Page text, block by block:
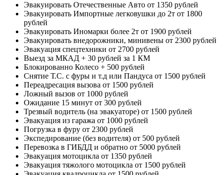
Эвакуировать Отечественные Авто от 1350 рублей
Эвакуировать Импортные легковушки до 2т от 1800
рублей
Эвакуировать Иномарки более 2т от 1900 рублей
Эвакуировать внедорожники, минивены от 2300 рублей
Эвакуация спецтехники от 2700 рублей
Выезд за МКАД + 30 рублей за 1 КМ
Блокированно Колесо + 500 рублей
Снятие Т.С. с фуры и т.д или Пандуса от 1500 рублей
Переадресация вызова от 1500 рублей
Ложный вызов от 1000 рублей
Ожидание 15 минут от 300 рублей
Трезвый водитель (на эвакуаторе) от 1500 рублей
Эвакуация из гаража от 1000 рублей
Погрузка в фуру от 2300 рублей
Экспедирование (без водителя) от 500 рублей
Перевозка в ГИБДД и обратно от 5000 рублей
Эвакуация мотоцикла от 1350 рублей
Эвакуация тяжолого мотоцикла от 1500 рублей